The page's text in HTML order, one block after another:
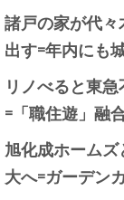
諸戸の家が代
出す=年内にも
リノべると東
=「職住遊」融
旭化成ホーム
大へ=ガーデン